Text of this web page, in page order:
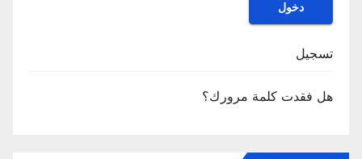
دخول
تسجيل
هل فقدت كلمة مرورك؟